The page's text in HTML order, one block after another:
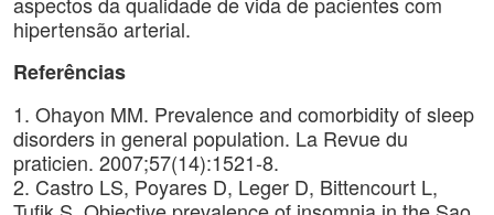
hipertensão arterial.
Referências
1. Ohayon MM. Prevalence and comorbidity of sleep
disorders in general population. La Revue du
praticien. 2007;57(14):1521-8.
2. Castro LS, Poyares D, Leger D, Bittencourt L,